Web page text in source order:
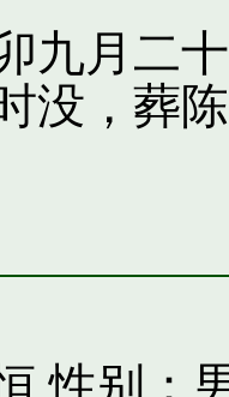
九月二
没，葬
性别：